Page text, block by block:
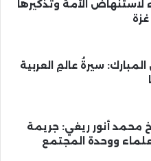
لاستنهاض الأمة وتذكيرها
المبارك: سيرةُ عالمِ العربية
محمد أنور ريغي: جريمة
ووحدة المجتمع